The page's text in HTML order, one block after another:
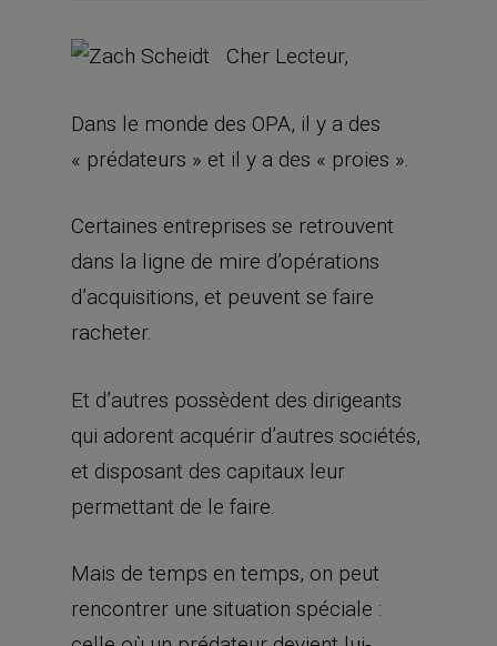
Cher Lecteur,
Dans le monde des OPA, il y a des
« prédateurs » et il y a des « proies ».
Certaines entreprises se retrouvent
dans la ligne de mire d’opérations
d’acquisitions, et peuvent se faire
racheter.
Et d’autres possèdent des dirigeants
qui adorent acquérir d’autres sociétés,
et disposant des capitaux leur
permettant de le faire.
Mais de temps en temps, on peut
rencontrer une situation spéciale :